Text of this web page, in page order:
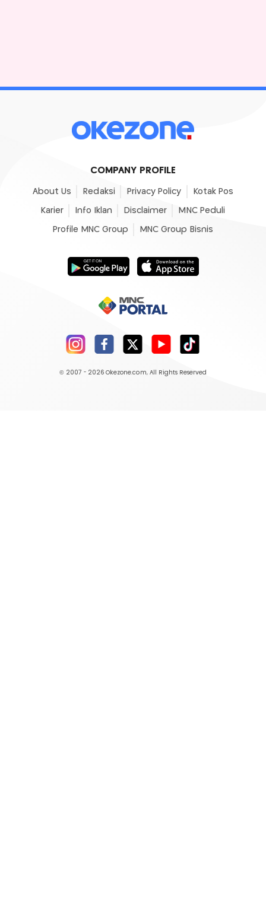
COMPANY PROFILE
About Us Redaksi Privacy Policy Kotak Pos
Karier Info Iklan Disclaimer MNC Peduli
Profile MNC Group MNC Group Bisnis
© 2007 - 2026 Okezone.com, All Rights Reserved